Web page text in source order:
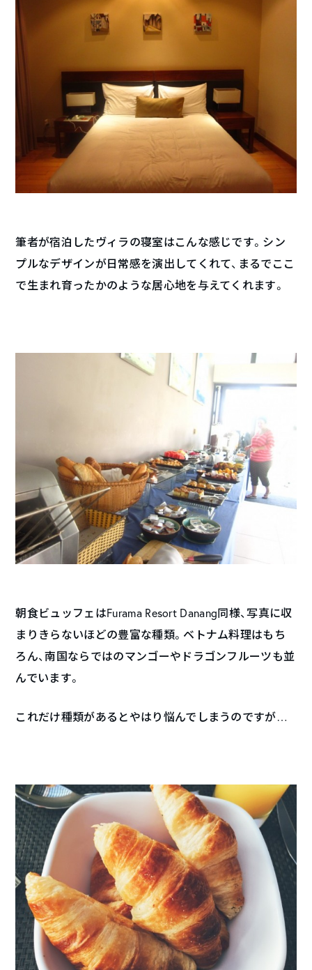
筆者が宿泊したヴィラの寝室はこんな感じです。シン
プルなデザインが日常感を演出してくれて、まるでここ
で生まれ育ったかのような居心地を与えてくれます。
朝食ビュッフェはFurama Resort Danang同様、写真に収
まりきらないほどの豊富な種類。ベトナム料理はもち
ろん、南国ならではのマンゴーやドラゴンフルーツも並
んでいます。
これだけ種類があるとやはり悩んでしまうのですが…